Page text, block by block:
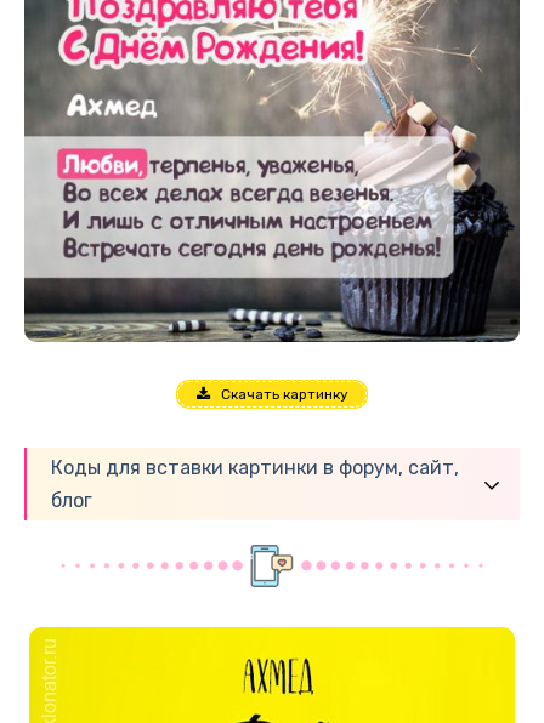
Скачать картинку
Коды для вставки картинки в форум, сайт,
блог